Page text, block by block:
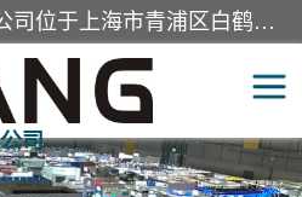
上海日朗展览服务有限公司位于上海市青浦区白鹤镇，营业范围有展览展示会务服务，室内装饰设计及施工，展示道具设计制作，舞台设计，图文设计，灯箱制作，园林绿化工程，广告装潢材料，建筑材料，办公用品，工艺礼品日用百货销售。
司